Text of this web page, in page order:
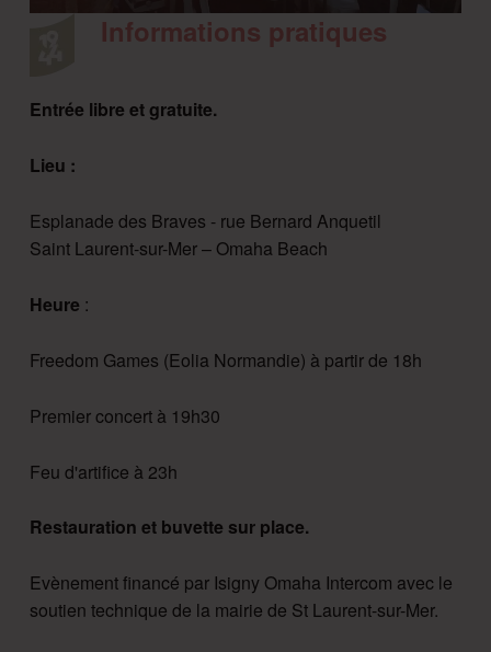
Informations pratiques
Entrée libre et gratuite.
Lieu :
Esplanade des Braves - rue Bernard Anquetil
Saint Laurent-sur-Mer – Omaha Beach
Heure :
Freedom Games (Eolia Normandie) à partir de 18h
Premier concert à 19h30
Feu d'artifice à 23h
Restauration et buvette sur place.
Evènement financé par Isigny Omaha Intercom avec le
soutien technique de la mairie de St Laurent-sur-Mer.